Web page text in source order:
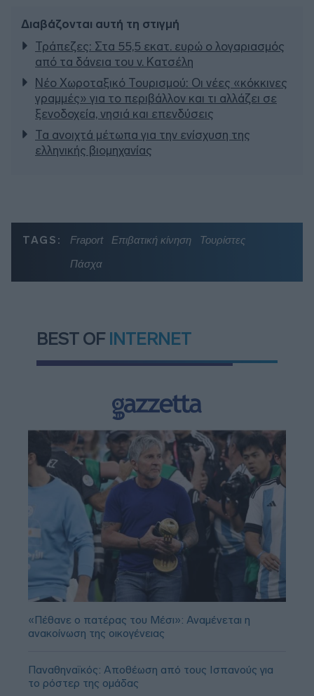
Διαβάζονται αυτή τη στιγμή
Τράπεζες: Στα 55,5 εκατ. ευρώ ο λογαριασμός
από τα δάνεια του ν. Κατσέλη
Νέο Χωροταξικό Τουρισμού: Οι νέες «κόκκινες
γραμμές» για το περιβάλλον και τι αλλάζει σε
ξενοδοχεία, νησιά και επενδύσεις
Τα ανοιχτά μέτωπα για την ενίσχυση της
ελληνικής βιομηχανίας
TAGS: Fraport Επιβατική κίνηση
Τουρίστες
Πάσχα
BEST OF INTERNET
«Πέθανε ο πατέρας του Μέσι»: Αναμένεται η
ανακοίνωση της οικογένειας
Παναθηναϊκός: Αποθέωση από τους Ισπανούς για
το ρόστερ της ομάδας